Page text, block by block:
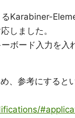
Karabiner-
しました。
ボード入力を入
、参考にすると